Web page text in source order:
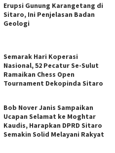
Erupsi Gunung Karangetang di
Sitaro, Ini Penjelasan Badan
Geologi
Semarak Hari Koperasi
Nasional, 52 Pecatur Se-Sulut
Ramaikan Chess Open
Tournament Dekopinda Sitaro
Bob Nover Janis Sampaikan
Ucapan Selamat ke Moghtar
Kaudis, Harapkan DPRD Sitaro
Semakin Solid Melayani Rakyat